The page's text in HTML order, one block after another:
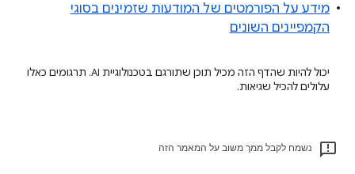
מידע על הפורמטים של המודעות שזמינים בסוגי
הקמפיינים השונים
יכול להיות שהדף הזה מכיל תוכן שתורגם בטכנולוגיית AI. תרגומים כאלו
עלולים להכיל שגיאות.
נשמח לקבל ממך משוב על המאמר הזה